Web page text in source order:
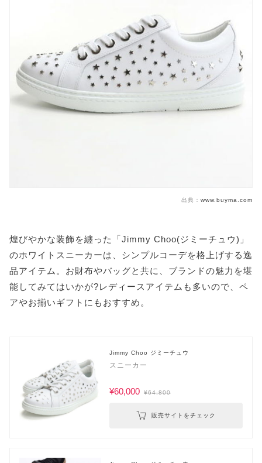
出典： www.buyma.com
煌びやかな装飾を纏った「Jimmy Choo(ジミーチュウ)」
のホワイトスニーカーは、シンプルコーデを格上げする逸
品アイテム。お財布やバッグと共に、ブランドの魅力を堪
能してみてはいかが?レディースアイテムも多いので、ペ
アやお揃いギフトにもおすすめ。
Jimmy Choo ジミーチュウ
スニーカー
¥60,000 ¥64,800
販売サイトをチェック